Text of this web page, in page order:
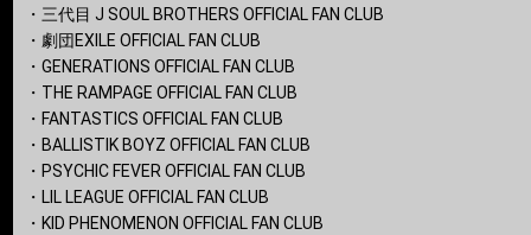
・三代目 J SOUL BROTHERS OFFICIAL FAN CLUB
・劇団EXILE OFFICIAL FAN CLUB
・GENERATIONS OFFICIAL FAN CLUB
・THE RAMPAGE OFFICIAL FAN CLUB
・FANTASTICS OFFICIAL FAN CLUB
・BALLISTIK BOYZ OFFICIAL FAN CLUB
・PSYCHIC FEVER OFFICIAL FAN CLUB
・LIL LEAGUE OFFICIAL FAN CLUB
・KID PHENOMENON OFFICIAL FAN CLUB